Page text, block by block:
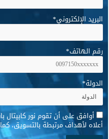
البريد الإلكتروني*
رقم الهاتف*
الدولة*
* أوافق على أن تقوم نور كابيتال
أعلاه لأهداف مرتبطة بالتسويق،